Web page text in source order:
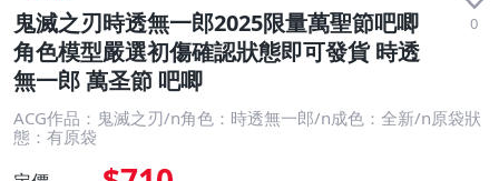
鬼滅之刃時透無一郎2025限量萬聖節吧唧
角色模型嚴選初傷確認狀態即可發貨 時透
無一郎 萬圣節 吧唧
0
ACG作品：鬼滅之刃/n角色：時透無一郎/n成色：全新/n原袋狀
態：有原袋